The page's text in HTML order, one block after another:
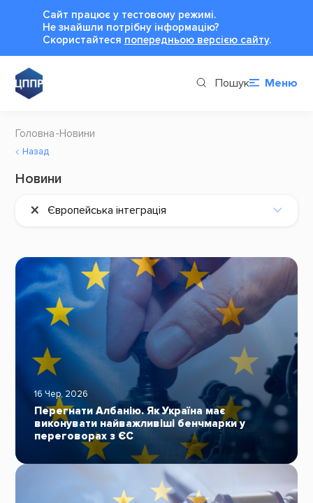
Сайт працює у тестовому режимі.
Не знайшли потрібну інформацію?
Cкористайтеся попередньою версією сайту.
Пошук Меню
Головна Новини
Назад
Новини
× Європейська інтеграція
16 Чер, 2026
Перегнати Албанію. Як Україна має
виконувати найважливіші бенчмарки у
переговорах з ЄС